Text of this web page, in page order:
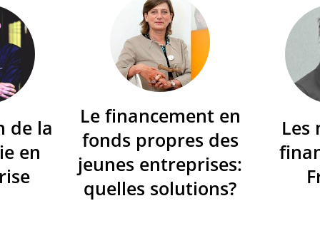
de la
en
Le financement en
fonds propres des
jeunes entreprises:
quelles solutions?
Les